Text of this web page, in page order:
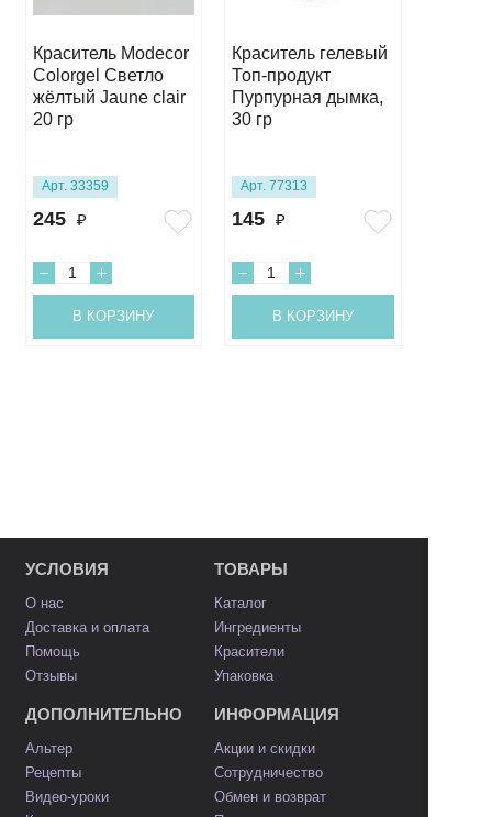
Краситель Modecor
Colorgel Светло
жёлтый Jaune clair
20 гр
Арт. 33359
245 ₽
В КОРЗИНУ
Краситель гелевый
Топ-продукт
Пурпурная дымка,
30 гр
Арт. 77313
145 ₽
В КОРЗИНУ
УСЛОВИЯ
О нас
Доставка и оплата
Помощь
Отзывы
ТОВАРЫ
Каталог
Ингредиенты
Красители
Упаковка
ДОПОЛНИТЕЛЬНО
Альтер
Рецепты
Видео-уроки
ИНФОРМАЦИЯ
Акции и скидки
Сотрудничество
Обмен и возврат